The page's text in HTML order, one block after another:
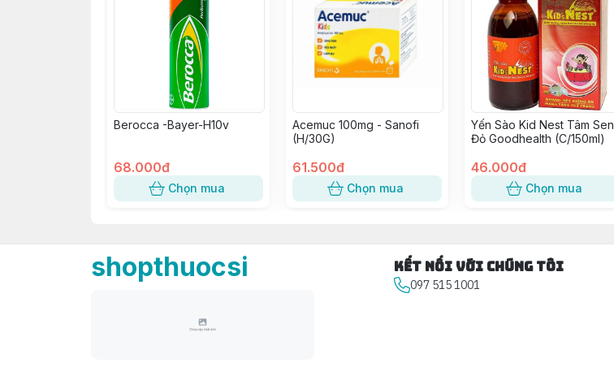
Berocca -Bayer-H10v
68.000đ
Chọn mua
Acemuc 100mg - Sanofi
(H/30G)
61.500đ
Chọn mua
Yến Sào Kid Nest Tâm Sen
Đỏ Goodhealth (C/150ml)
46.000đ
Chọn mua
shopthuocsi Kết nối với chúng tôi
097 515 1001